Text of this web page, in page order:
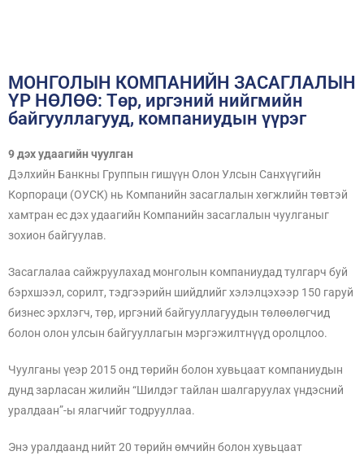
МОНГОЛЫН КОМПАНИЙН ЗАСАГЛАЛЫН
ҮР НӨЛӨӨ: Төр, иргэний нийгмийн
байгууллагууд, компаниудын үүрэг
9 дэх удаагийн чуулган
Дэлхийн Банкны Группын гишүүн Олон Улсын Санхүүгийн
Корпораци (ОУСК) нь Компанийн засаглалын хөгжлийн төвтэй
хамтран ес дэх удаагийн Компанийн засаглалын чуулганыг
зохион байгуулав.
Засаглалаа сайжруулахад монголын компаниудад тулгарч буй
бэрхшээл, сорилт, тэдгээрийн шийдлийг хэлэлцэхээр 150 гаруй
бизнес эрхлэгч, төр, иргэний байгууллагуудын төлөөлөгчид
болон олон улсын байгууллагын мэргэжилтнүүд оролцлоо.
Чуулганы үеэр 2015 онд төрийн болон хувьцаат компаниудын
дунд зарласан жилийн “Шилдэг тайлан шалгаруулах үндэсний
уралдаан”-ы ялагчийг тодрууллаа.
Энэ уралдаанд нийт 20 төрийн өмчийн болон хувьцаат